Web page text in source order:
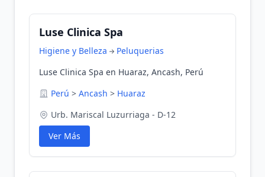
Luse Clinica Spa
Higiene y Belleza
Peluquerias
Luse Clinica Spa en Huaraz, Ancash, Perú
Perú > Ancash > Huaraz
Urb. Mariscal Luzurriaga - D-12
Ver Más